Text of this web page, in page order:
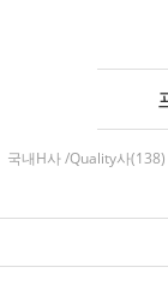
국내H사 /Quality사(138)